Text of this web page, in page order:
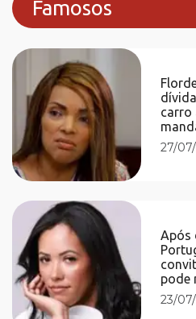
Famosos
carro
27/
Após
pode
23/